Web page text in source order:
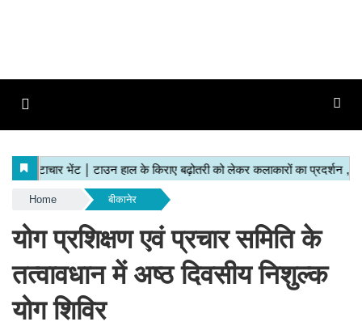
Home बीकानेर
योग प्रशिक्षण एवं प्रचार समिति के
तत्वावधान में अष्ठ दिवसीय निशुल्क
योग शिविर